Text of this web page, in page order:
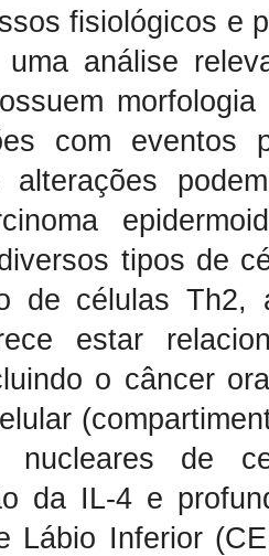
fisiológicos e
uma análise
com eventos
alterações
tipos de
de células Th2,
estar
o câncer
nucleares de
da IL-4 e
Lábio Inferior